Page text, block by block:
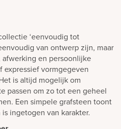
‘eenvoudig tot
van ontwerp zijn, maar
afwerking en persoonlijke
vormgegeven
is altijd mogelijk om
passen om zo tot een geheel
Een simpele grafsteen toont
ingetogen van karakter.